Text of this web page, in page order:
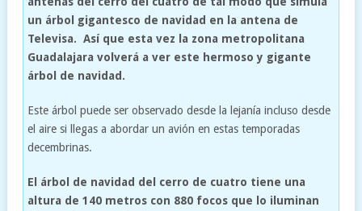
un árbol gigantesco de navidad en la antena de
Televisa. Así que esta vez la zona metropolitana
Guadalajara volverá a ver este hermoso y gigante
árbol de navidad.
Este árbol puede ser observado desde la lejanía incluso desde
el aire si llegas a abordar un avión en estas temporadas
decembrinas.
El árbol de navidad del cerro de cuatro tiene una
altura de 140 metros con 880 focos que lo iluminan